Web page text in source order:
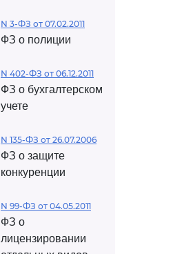
N 3-ФЗ от 07.02.2011
ФЗ о полиции
N 402-ФЗ от 06.12.2011
ФЗ о бухгалтерском
учете
N 135-ФЗ от 26.07.2006
ФЗ о защите
конкуренции
N 99-ФЗ от 04.05.2011
ФЗ о
лицензировании